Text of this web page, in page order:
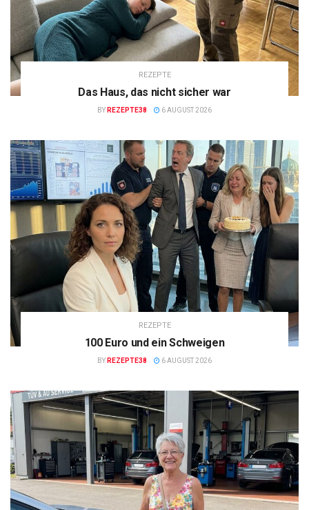
REZEPTE
Das Haus, das nicht sicher war
BY REZEPTE38 6 AUGUST 2026
REZEPTE
100 Euro und ein Schweigen
BY REZEPTE38 6 AUGUST 2026